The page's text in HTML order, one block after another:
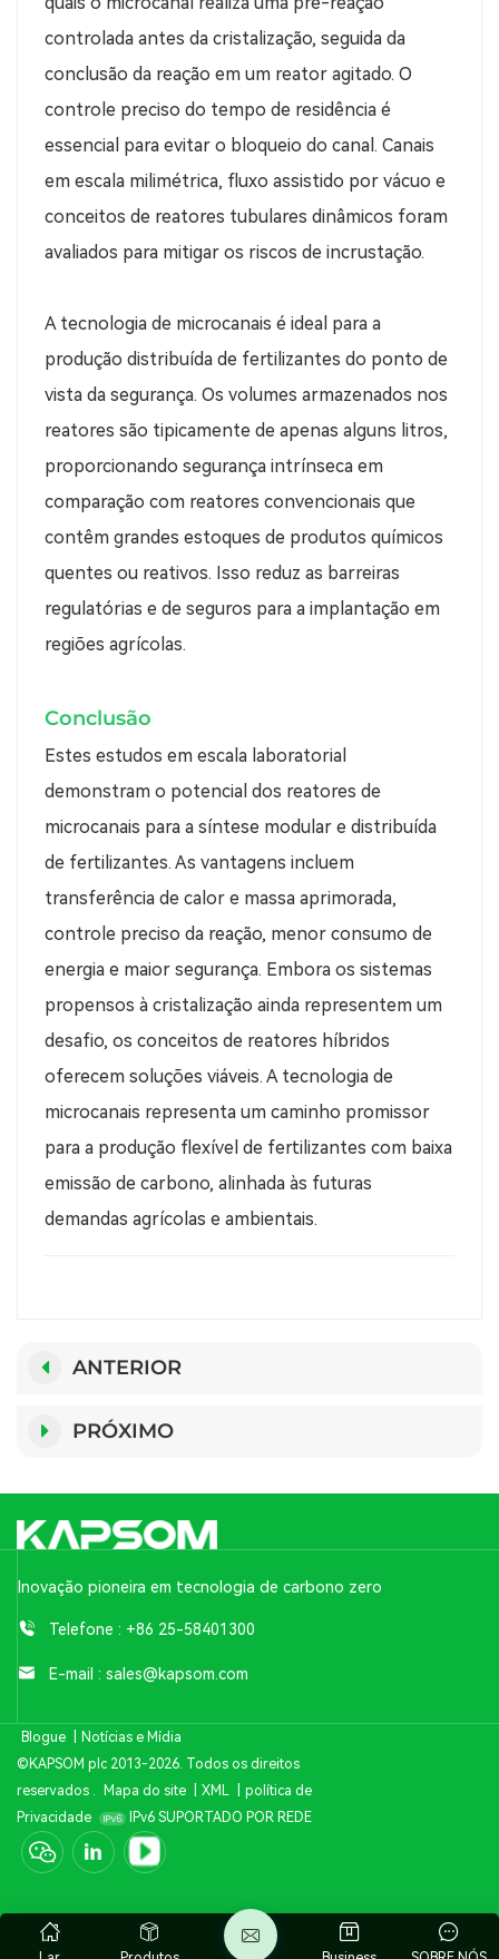
controlada antes da cristalização, seguida da
conclusão da reação em um reator agitado. O
controle preciso do tempo de residência é
essencial para evitar o bloqueio do canal. Canais
em escala milimétrica, fluxo assistido por vácuo e
conceitos de reatores tubulares dinâmicos foram
avaliados para mitigar os riscos de incrustação.
A tecnologia de microcanais é ideal para a
produção distribuída de fertilizantes do ponto de
vista da segurança. Os volumes armazenados nos
reatores são tipicamente de apenas alguns litros,
proporcionando segurança intrínseca em
comparação com reatores convencionais que
contêm grandes estoques de produtos químicos
quentes ou reativos. Isso reduz as barreiras
regulatórias e de seguros para a implantação em
regiões agrícolas.
Conclusão
Estes estudos em escala laboratorial
demonstram o potencial dos reatores de
microcanais para a síntese modular e distribuída
de fertilizantes. As vantagens incluem
transferência de calor e massa aprimorada,
controle preciso da reação, menor consumo de
energia e maior segurança. Embora os sistemas
propensos à cristalização ainda representem um
desafio, os conceitos de reatores híbridos
oferecem soluções viáveis. A tecnologia de
microcanais representa um caminho promissor
para a produção flexível de fertilizantes com baixa
emissão de carbono, alinhada às futuras
demandas agrícolas e ambientais.
ANTERIOR
PRÓXIMO
Inovação pioneira em tecnologia de carbono zero
Telefone : +86 25-58401300
E-mail : sales@kapsom.com
Blogue
Notícias e Mídia
©KAPSOM plc 2013-2026. Todos os direitos
reservados .
Mapa do site XML
política de
Privacidade
IPv6 SUPORTADO POR REDE